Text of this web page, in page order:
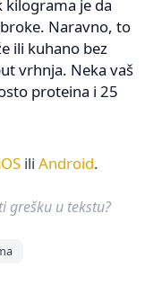
kilograma je da
Naravno, to
ili kuhano bez
vrhnja. Neka vaš
proteina i 25
ili Android.
grešku u tekstu?